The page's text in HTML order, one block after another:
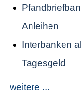
Anleihen
Interbanken
Tagesgeld
weitere ...